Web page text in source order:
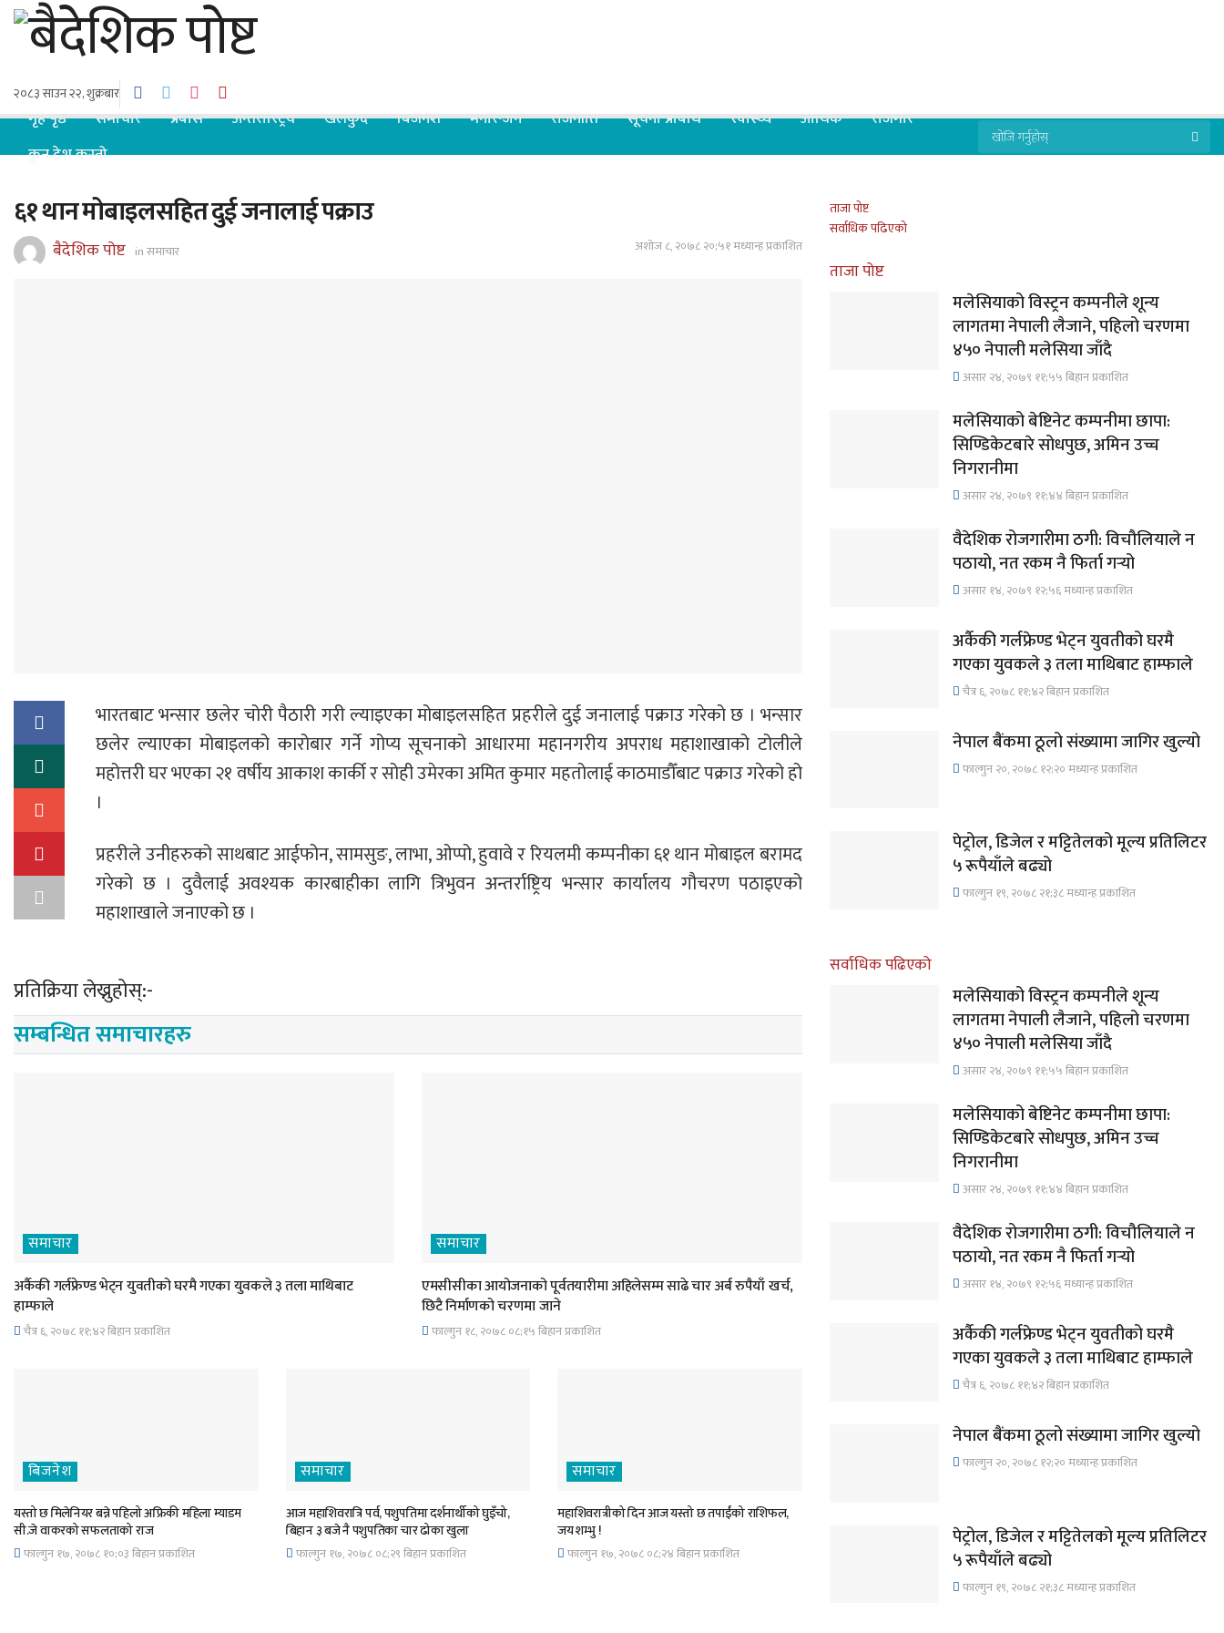
२०८३ साउन २२, शुक्रबार
गृह पृष्ठ समाचार प्रबास अन्तरास्ट्रिय खेलकुद बिजनेश मनोरन्जन राजनीति सूचना प्रबिधि स्वास्थ्य आर्थिक
रोजगार
कुन देश कस्तो
६१ थान मोबाइलसहित दुई जनालाई पक्राउ
बैदेशिक पोष्ट inसमाचार अशोज ८, २०७८ २०;५१ मध्यान्ह प्रकाशित
भारतबाट भन्सार छलेर चोरी पैठारी गरी ल्याइएका मोबाइलसहित प्रहरीले दुई जनालाई पक्राउ गरेको छ । भन्सार
छलेर ल्याएका मोबाइलको कारोबार गर्ने गोप्य सूचनाको आधारमा महानगरीय अपराध महाशाखाको टोलीले
महोत्तरी घर भएका २१ वर्षीय आकाश कार्की र सोही उमेरका अमित कुमार महतोलाई काठमाडौँबाट पक्राउ गरेको हो
।
प्रहरीले उनीहरुको साथबाट आईफोन, सामसुङ, लाभा, ओप्पो, हुवावे र रियलमी कम्पनीका ६१ थान मोबाइल बरामद
गरेको छ । दुवैलाई अवश्यक कारबाहीका लागि त्रिभुवन अन्तर्राष्ट्रिय भन्सार कार्यालय गौचरण पठाइएको
महाशाखाले जनाएको छ ।
प्रतिक्रिया लेख्नुहोस्:-
सम्बन्धित समाचारहरु
समाचार
अर्कैकी गर्लफ्रेण्ड भेट्न युवतीको घरमै गएका युवकले ३ तला माथिबाट
हाम्फाले
चैत्र ६, २०७८ ११;४२ बिहान प्रकाशित
समाचार
एमसीसीका आयोजनाको पूर्वतयारीमा अहिलेसम्म साढे चार अर्ब रुपैयाँ खर्च,
छिटै निर्माणको चरणमा जाने
फाल्गुन १८, २०७८ ०८;१५ बिहान प्रकाशित
बिजनेश
यस्तो छ मिलेनियर बन्ने पहिलो अफ्रिकी महिला म्याडम
सी.जे वाकरको सफलताको राज
फाल्गुन १७, २०७८ १०;०३ बिहान प्रकाशित
समाचार
आज महाशिवरात्रि पर्व, पशुपतिमा दर्शनार्थीको घुइँचो,
बिहान ३ बजे नै पशुपतिका चार ढोका खुला
फाल्गुन १७, २०७८ ०८;२९ बिहान प्रकाशित
समाचार
महाशिवरात्रीको दिन आज यस्तो छ तपाईंको राशिफल,
जय शम्भु !
फाल्गुन १७, २०७८ ०८;२४ बिहान प्रकाशित
ताजा पोष्ट
सर्वाधिक पढिएको
ताजा पोष्ट
मलेसियाको विस्ट्रन कम्पनीले शून्य
लागतमा नेपाली लैजाने, पहिलो चरणमा
४५० नेपाली मलेसिया जाँदै
असार २४, २०७९ ११;५५ बिहान प्रकाशित
मलेसियाको बेष्टिनेट कम्पनीमा छापा:
सिण्डिकेटबारे सोधपुछ, अमिन उच्च
निगरानीमा
असार २४, २०७९ ११;४४ बिहान प्रकाशित
वैदेशिक रोजगारीमा ठगी: विचौलियाले न
पठायो, नत रकम नै फिर्ता गर्‍यो
असार १४, २०७९ १२;५६ मध्यान्ह प्रकाशित
अर्कैकी गर्लफ्रेण्ड भेट्न युवतीको घरमै
गएका युवकले ३ तला माथिबाट हाम्फाले
चैत्र ६, २०७८ ११;४२ बिहान प्रकाशित
नेपाल बैंकमा ठूलो संख्यामा जागिर खुल्यो
फाल्गुन २०, २०७८ १२;२० मध्यान्ह प्रकाशित
पेट्रोल, डिजेल र मट्टितेलको मूल्य प्रतिलिटर
५ रूपैयाँले बढ्यो
फाल्गुन १९, २०७८ २१;३८ मध्यान्ह प्रकाशित
सर्वाधिक पढिएको
मलेसियाको विस्ट्रन कम्पनीले शून्य
लागतमा नेपाली लैजाने, पहिलो चरणमा
४५० नेपाली मलेसिया जाँदै
असार २४, २०७९ ११;५५ बिहान प्रकाशित
मलेसियाको बेष्टिनेट कम्पनीमा छापा:
सिण्डिकेटबारे सोधपुछ, अमिन उच्च
निगरानीमा
असार २४, २०७९ ११;४४ बिहान प्रकाशित
वैदेशिक रोजगारीमा ठगी: विचौलियाले न
पठायो, नत रकम नै फिर्ता गर्‍यो
असार १४, २०७९ १२;५६ मध्यान्ह प्रकाशित
अर्कैकी गर्लफ्रेण्ड भेट्न युवतीको घरमै
गएका युवकले ३ तला माथिबाट हाम्फाले
चैत्र ६, २०७८ ११;४२ बिहान प्रकाशित
नेपाल बैंकमा ठूलो संख्यामा जागिर खुल्यो
फाल्गुन २०, २०७८ १२;२० मध्यान्ह प्रकाशित
पेट्रोल, डिजेल र मट्टितेलको मूल्य प्रतिलिटर
५ रूपैयाँले बढ्यो
फाल्गुन १९, २०७८ २१;३८ मध्यान्ह प्रकाशित